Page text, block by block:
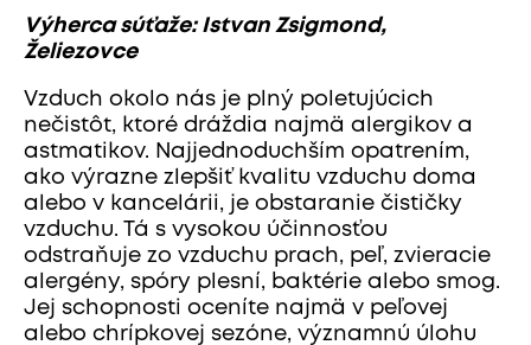
Výherca súťaže: Istvan Zsigmond,
Želiezovce
Vzduch okolo nás je plný poletujúcich
nečistôt, ktoré dráždia najmä alergikov a
astmatikov. Najjednoduchším opatrením,
ako výrazne zlepšiť kvalitu vzduchu doma
alebo v kancelárii, je obstaranie čističky
vzduchu. Tá s vysokou účinnosťou
odstraňuje zo vzduchu prach, peľ, zvieracie
alergény, spóry plesní, baktérie alebo smog.
Jej schopnosti oceníte najmä v peľovej
alebo chrípkovej sezóne, významnú úlohu